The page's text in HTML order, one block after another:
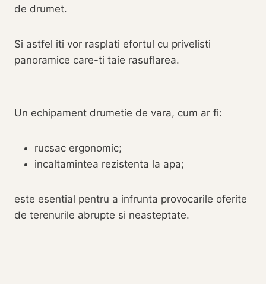
de drumet.
Si astfel iti vor rasplati efortul cu privelisti
panoramice care-ti taie rasuflarea.
Un echipament drumetie de vara, cum ar fi:
rucsac ergonomic;
incaltamintea rezistenta la apa;
este esential pentru a infrunta provocarile oferite
de terenurile abrupte si neasteptate.